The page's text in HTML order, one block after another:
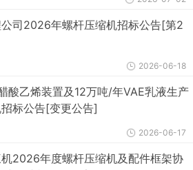
司2026年螺杆压缩机招标公告[第2
2026-06-18
酸乙烯装置及12万吨/年VAE乳液生产
标公告[变更公告]
2026-06-17
2026年度螺杆压缩机及配件框架协